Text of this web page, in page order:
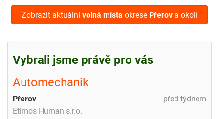
Zobrazit aktuální volná místa okrese Přerov a okolí
Vybrali jsme právě pro vás
Automechanik
před týdnem
Přerov
Etimos Human s.r.o.